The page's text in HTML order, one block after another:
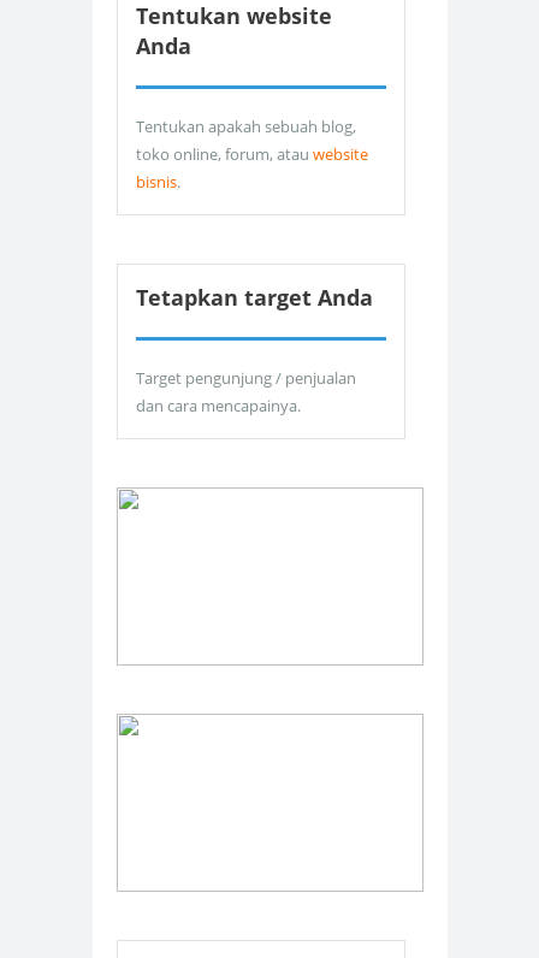
Tentukan website
Anda
Tentukan apakah sebuah blog,
toko online, forum, atau website
bisnis.
Tetapkan target Anda
Target pengunjung / penjualan
dan cara mencapainya.